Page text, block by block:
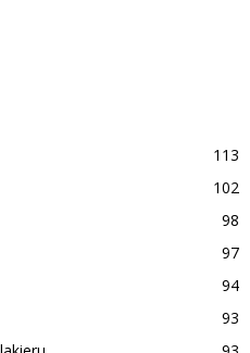
113
102
98
97
94
93